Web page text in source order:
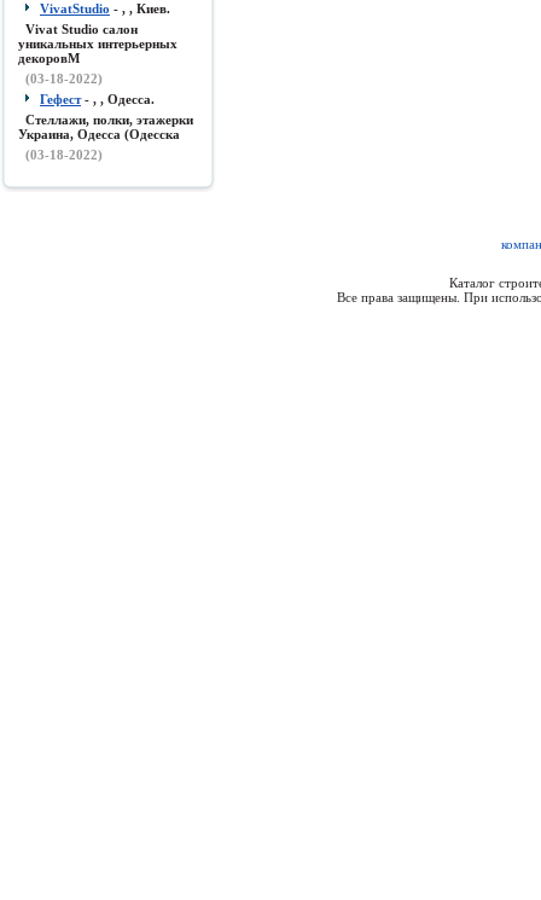
VivatStudio - , , Киев.
Vivat Studio салон
уникальных интерьерных
декоровМ
(03-18-2022)
Гефест- , , Одесса.
Стеллажи, полки, этажерки
Украина, Одесса (Одесска
(03-18-2022)
Каталог
Все права защищены. При